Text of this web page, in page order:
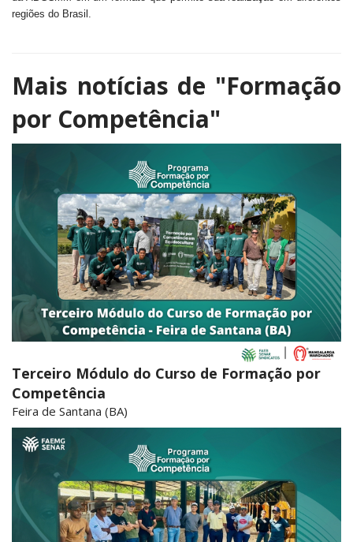
regiões do Brasil.
Mais notícias de "Formação
por Competência"
Terceiro Módulo do Curso de Formação por
Competência
Feira de Santana (BA)